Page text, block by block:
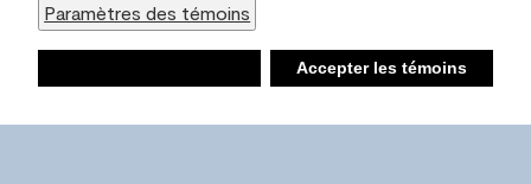
Paramètres des témoins
Accepter les témoins
Liste d’achats